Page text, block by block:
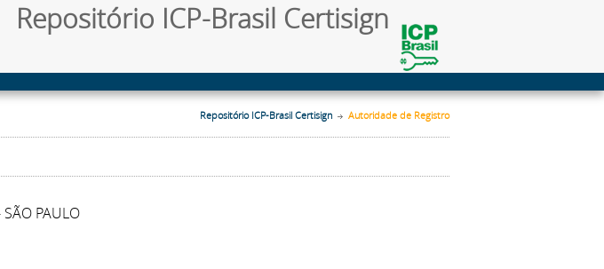
Repositório ICP-Brasil Certisign
Repositório ICP-Brasil Certisign Autoridade de Registro
PAULO